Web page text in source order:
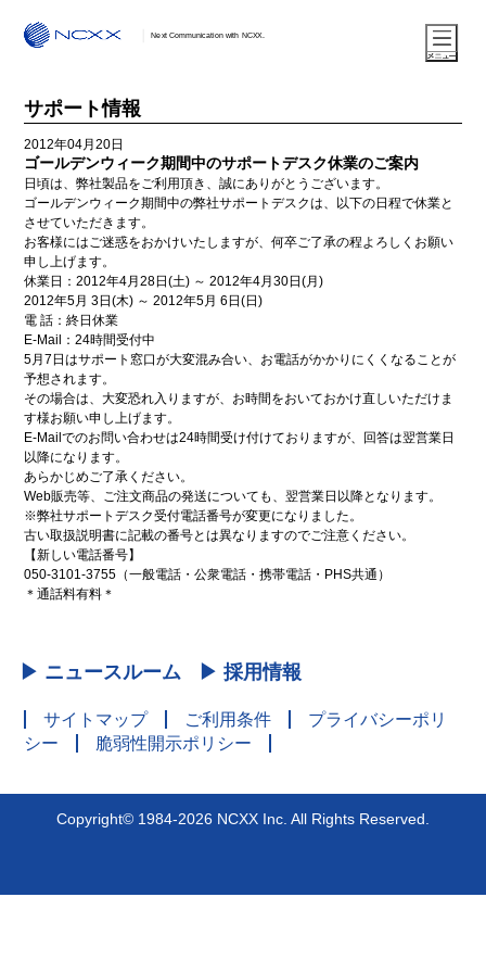
Next Communication with NCXX.
サポート情報
2012年04月20日
ゴールデンウィーク期間中のサポートデスク休業のご案内
日頃は、弊社製品をご利用頂き、誠にありがとうございます。
ゴールデンウィーク期間中の弊社サポートデスクは、以下の日程で休業と
させていただきます。
お客様にはご迷惑をおかけいたしますが、何卒ご了承の程よろしくお願い
申し上げます。
休業日：2012年4月28日(土) ～ 2012年4月30日(月)
2012年5月 3日(木) ～ 2012年5月 6日(日)
電 話：終日休業
E-Mail：24時間受付中
5月7日はサポート窓口が大変混み合い、お電話がかかりにくくなることが
予想されます。
その場合は、大変恐れ入りますが、お時間をおいておかけ直しいただけま
す様お願い申し上げます。
E-Mailでのお問い合わせは24時間受け付けておりますが、回答は翌営業日
以降になります。
あらかじめご了承ください。
Web販売等、ご注文商品の発送についても、翌営業日以降となります。
※弊社サポートデスク受付電話番号が変更になりました。
古い取扱説明書に記載の番号とは異なりますのでご注意ください。
【新しい電話番号】
050-3101-3755（一般電話・公衆電話・携帯電話・PHS共通）
＊通話料有料＊
▶ ニュースルーム ▶ 採用情報
サイトマップ ご利用条件
プライバシーポリ
シー
脆弱性開示ポリシー
Copyright© 1984-2026 NCXX Inc. All Rights Reserved.